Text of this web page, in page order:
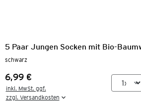
5 Paar Jungen Socken mit Bio-
schwarz
Preis:
6,99 €
inkl. MwSt. ggf.
zzgl. Versandkosten